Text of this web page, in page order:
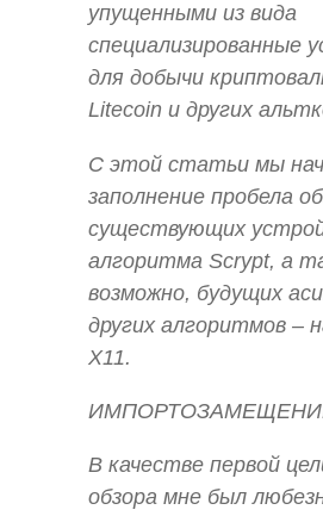
упущенными из вида
специализированные
для добычи
Litecoin и других
С этой статьи мы
заполнение пробела
существующих
алгоритма Scrypt, а
возможно, будущих
других алгоритмов –
X11.
В качестве первой
обзора мне был